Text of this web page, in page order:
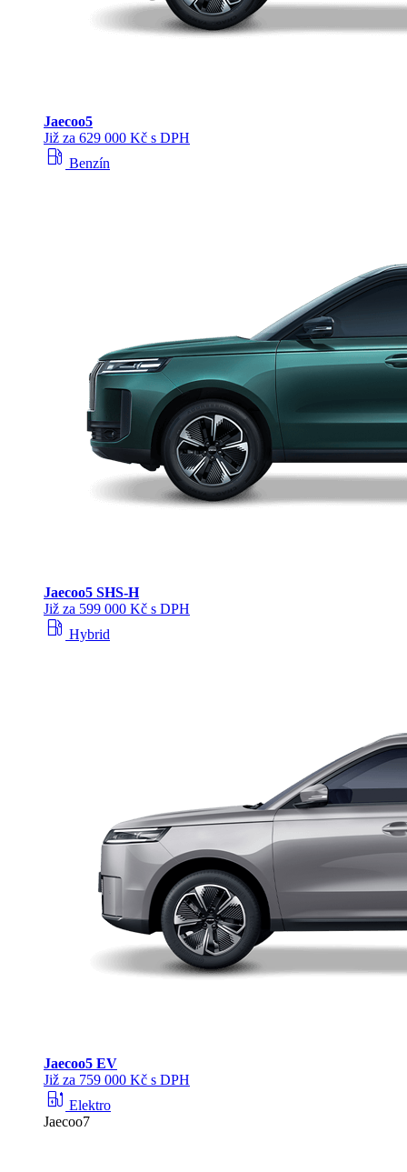
Jaecoo5
Již za 629 000 Kč s DPH
local_gas_station Benzín
Jaecoo5 SHS-H
Již za 599 000 Kč s DPH
local_gas_station Hybrid
Jaecoo5 EV
Již za 759 000 Kč s DPH
ev_station Elektro
Jaecoo7